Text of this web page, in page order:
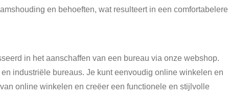
en behoeften, wat resulteert in een comfortabelere
in het aanschaffen van een bureau via onze webshop.
industriële bureaus. Je kunt eenvoudig online winkelen en
online winkelen en creëer een functionele en stijlvolle